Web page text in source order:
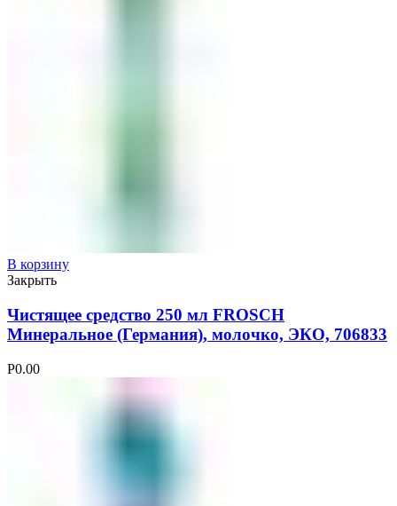
В корзину
Закрыть
Чистящее средство 250 мл FROSCH
Минеральное (Германия), молочко, ЭКО, 706833
Р0.00